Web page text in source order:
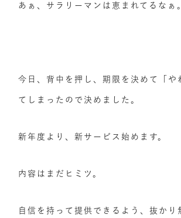
あぁ、サラリーマンは恵まれてるなぁ
今日、背中を押し、期限を決めて「や
てしまったので決めました。
新年度より、新サービス始めます。
内容はまだヒミツ。
自信を持って提供できるよう、抜かり